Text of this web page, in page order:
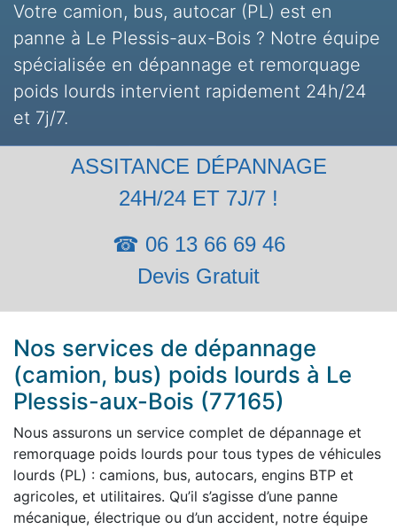
Votre camion, bus, autocar (PL) est en
panne à Le Plessis-aux-Bois ? Notre équipe
spécialisée en dépannage et remorquage
poids lourds intervient rapidement 24h/24
et 7j/7.
ASSITANCE DÉPANNAGE
24H/24 ET 7J/7 !
☎ 06 13 66 69 46
Devis Gratuit
Nos services de dépannage
(camion, bus) poids lourds à Le
Plessis-aux-Bois (77165)
Nous assurons un service complet de dépannage et
remorquage poids lourds pour tous types de véhicules
lourds (PL) : camions, bus, autocars, engins BTP et
agricoles, et utilitaires. Qu’il s’agisse d’une panne
mécanique, électrique ou d’un accident, notre équipe